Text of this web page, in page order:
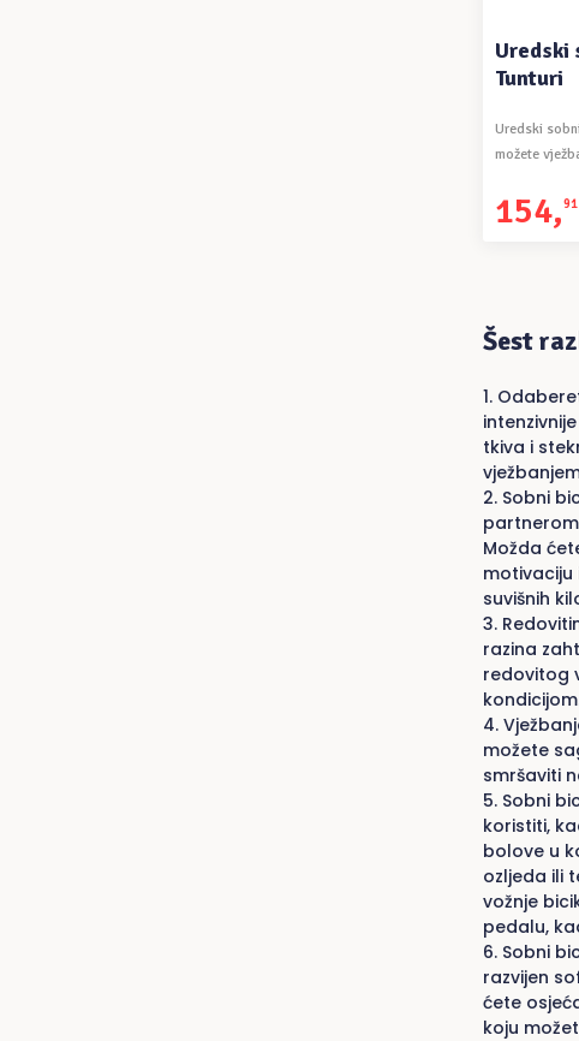
Uredski
Tunturi
Uredski
možete
Izvorna
154,91
Trenutna
Šest
tkiva i
Sobni
Možda
motivaciju
suvišnih
razina
redovitog
možete
smršaviti
Sobni
koristiti,
bolove u
ozljeda ili
vožnje
pedalu,
Sobni
razvijen
ćete
koju